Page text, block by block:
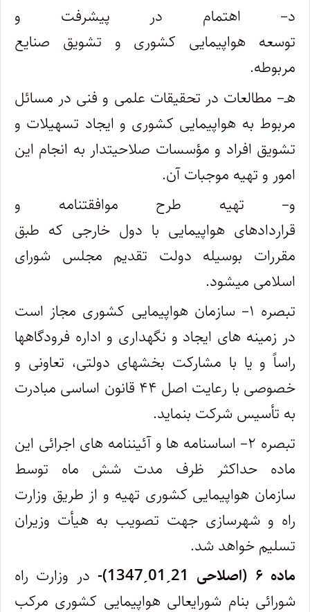
د– اهتمام در پیشرفت و
توسعه هواپیمایی کشوری و تشویق صنایع
مربوطه.
هـ– مطالعات در تحقیقات علمی و فنی در مسائل
مربوط به هواپیمایی کشوری و ایجاد تسهیلات و
تشویق افراد و مؤسسات صلاحیتدار به انجام این
‌امور و تهیه موجبات آن.
‌و– تهیه طرح موافقتنامه و
قراردادهای هواپیمایی با دول خارجی که طبق
مقررات بوسیله دولت تقدیم مجلس شورای
اسلامی میشود.
تبصره ۱– سازمان هواپیمایی کشوری مجاز است
در زمینه‌ های ایجاد و نگهداری و اداره فرودگاهها
راساً و یا با مشارکت بخشهای دولتی، تعاونی و‌
خصوصی با رعایت اصل ۴۴ قانون اساسی مبادرت
به تأسیس شرکت بنماید.
تبصره ۲– اساسنامه‌ ها و آئیننامه‌ های اجرائی این
ماده حداکثر ظرف مدت شش ماه توسط
سازمان هواپیمایی کشوری تهیه و از طریق وزارت
راه و‌ شهرسازی جهت تصویب به هیأت وزیران
تسلیم خواهد شد.
ماده ۶ (اصلاحی 21ˏ01ˏ1347)-
در وزارت راه
شورائی بنام شورایعالی هواپیمایی کشوری مرکب